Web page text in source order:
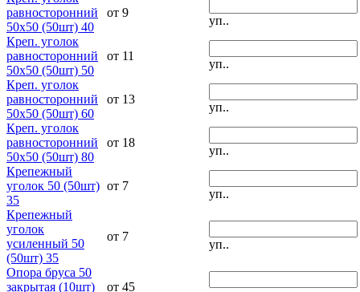
равносторонний
50х50 (50шт) 40
от 9
уп..
Креп. уголок
равносторонний
50х50 (50шт) 50
от 11
уп..
Креп. уголок
равносторонний
50х50 (50шт) 60
от 13
уп..
Креп. уголок
равносторонний
50х50 (50шт) 80
от 18
уп..
Крепежный
уголок 50 (50шт)
35
от 7
уп..
Крепежный
уголок
усиленный 50
(50шт) 35
от 7
уп..
Опора бруса 50
закрытая (10шт)
от 45